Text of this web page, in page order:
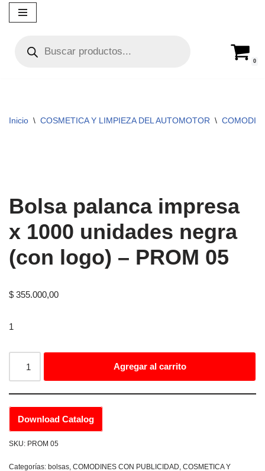
contenido
0
Inicio \ COSMETICA Y LIMPIEZA DEL AUTOMOTOR \
Bolsa palanca impresa
x 1000 unidades negra
(con logo) – PROM 05
$ 355.000,00
1
Agregar al carrito
Download Catalog
SKU: PROM 05
Categorías: bolsas, COMODINES CON PUBLICIDAD, COSMETICA Y